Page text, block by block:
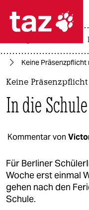
 taz
politik
öko
gesellschaft
kultur
sport
Keine Präsenzpflicht
Keine
In die
Kommentar von
Für Berliner
Woche erst einmal
gehen nach den
Schule.